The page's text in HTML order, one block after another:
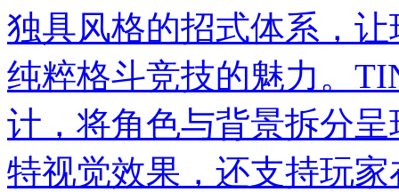
独具风格的招式体系，
纯粹格斗竞技的魅力。
计，将角色与背景拆分
特视觉效果，还支持玩